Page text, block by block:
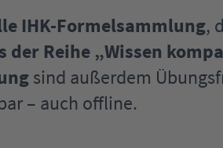
IHK-Formelsammlung,
Reihe „Wissen
sind außerdem
– auch offline.